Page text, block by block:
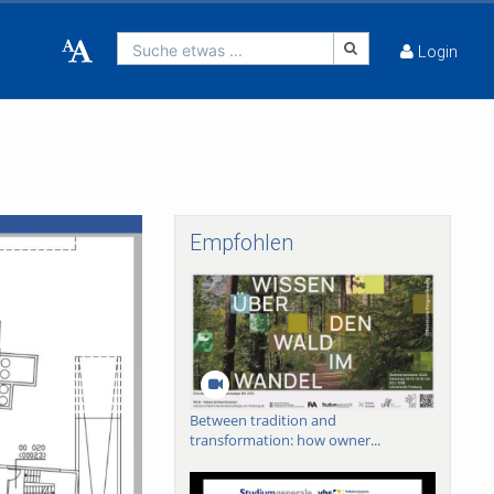
Suche etwas ... Login
Empfohlen
Between tradition and
transformation: how owner...